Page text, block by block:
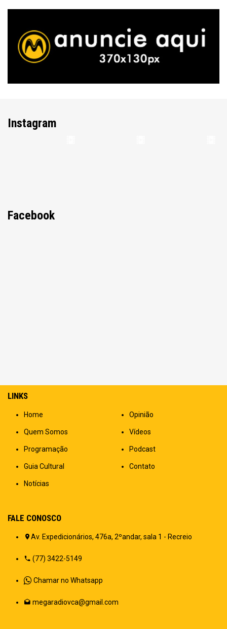
Instagram
Facebook
LINKS
Home
Quem Somos
Programação
Guia Cultural
Notícias
Opinião
Vídeos
Podcast
Contato
FALE CONOSCO
Av. Expedicionários, 476a, 2ºandar, sala 1 - Recreio
(77) 3422-5149
Chamar no Whatsapp
megaradiovca@gmail.com